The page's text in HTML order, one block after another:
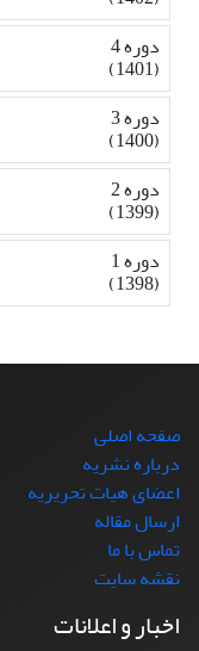
دوره 4
(1401)
دوره 3
(1400)
دوره 2
(1399)
دوره 1
(1398)
صفحه اصلی
درباره نشریه
اعضای هیات تحریریه
ارسال مقاله
تماس با ما
نقشه سایت
اخبار و اعلانات